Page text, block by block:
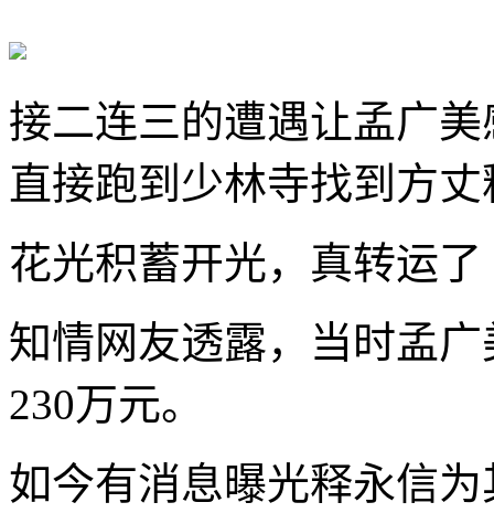
接二连三的遭遇让孟广
直接跑到少林寺找到方
花光积蓄开光，真转运了
知情网友透露，当时孟
230万元。
如今有消息曝光释永信